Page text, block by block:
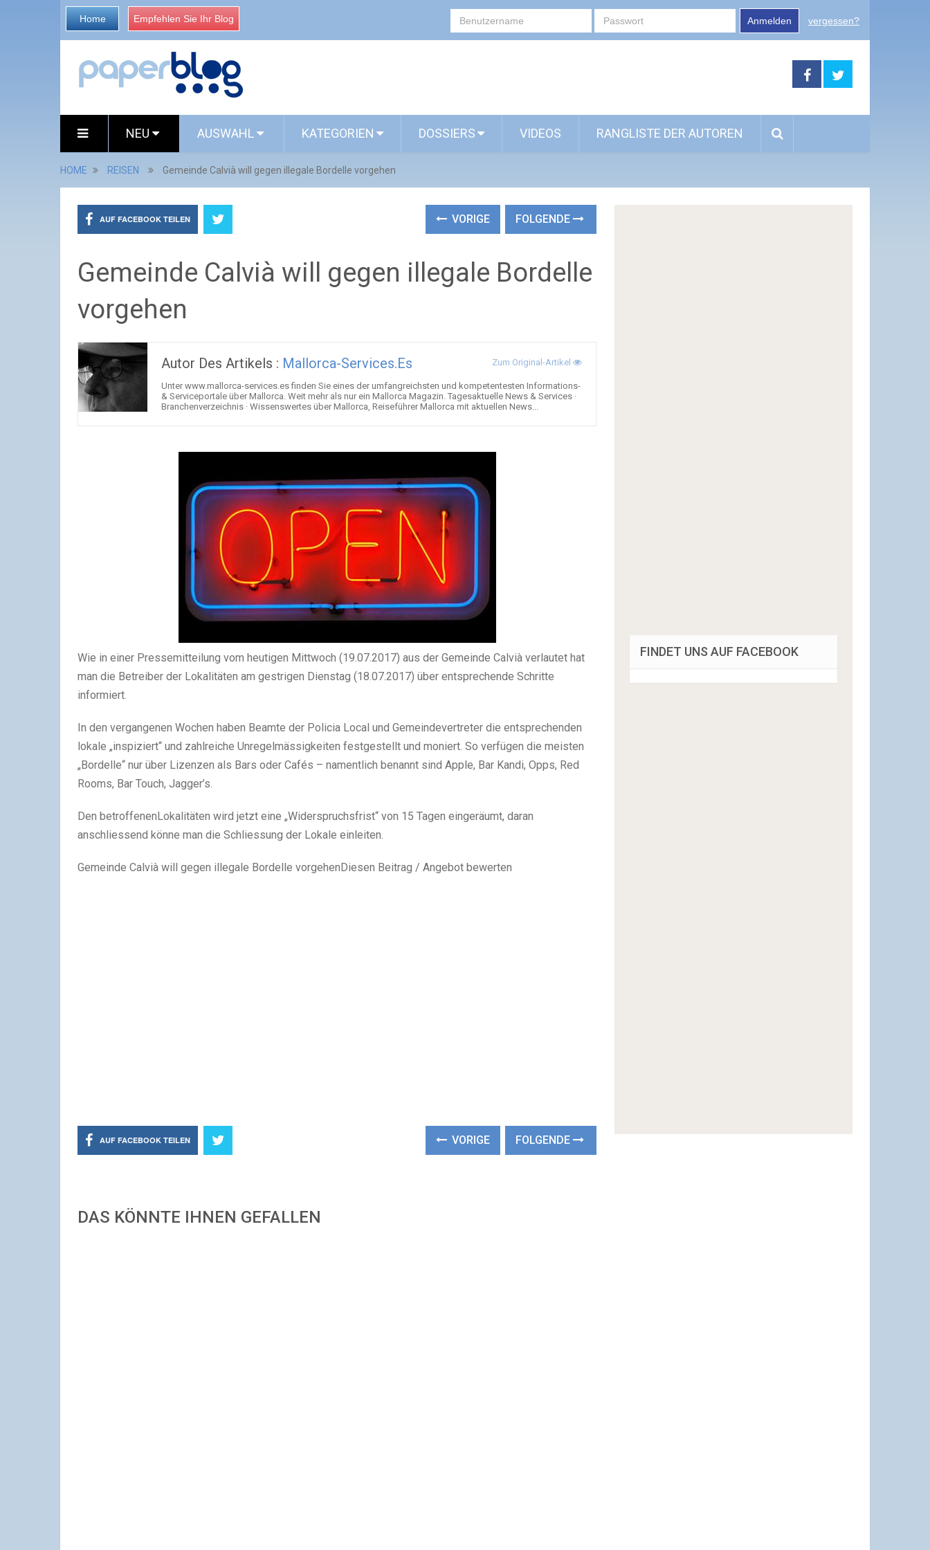
Home Empfehlen Sie Ihr Blog Anmelden vergessen?
NEU AUSWAHL KATEGORIEN DOSSIERS VIDEOS RANGLISTE DER AUTOREN
HOME REISEN Gemeinde Calvià will gegen illegale Bordelle vorgehen
AUF FACEBOOK TEILEN VORIGE FOLGENDE
Gemeinde Calvià will gegen illegale Bordelle
vorgehen
Autor Des Artikels : Mallorca-Services.es Zum Original-Artikel
Unter www.mallorca-services.es finden Sie eines der umfangreichsten und kompetentesten Informations-
& Serviceportale über Mallorca. Weit mehr als nur ein Mallorca Magazin. Tagesaktuelle News & Services ·
Branchenverzeichnis · Wissenswertes über Mallorca, Reiseführer Mallorca mit aktuellen News...
Wie in einer Pressemitteilung vom heutigen Mittwoch (19.07.2017) aus der Gemeinde Calvià verlautet hat
man die Betreiber der Lokalitäten am gestrigen Dienstag (18.07.2017) über entsprechende Schritte
informiert.
In den vergangenen Wochen haben Beamte der Policia Local und Gemeindevertreter die entsprechenden
lokale „inspiziert“ und zahlreiche Unregelmässigkeiten festgestellt und moniert. So verfügen die meisten
„Bordelle“ nur über Lizenzen als Bars oder Cafés – namentlich benannt sind Apple, Bar Kandi, Opps, Red
Rooms, Bar Touch, Jagger’s.
Den betroffenenLokalitäten wird jetzt eine „Widerspruchsfrist“ von 15 Tagen eingeräumt, daran
anschliessend könne man die Schliessung der Lokale einleiten.
Gemeinde Calvià will gegen illegale Bordelle vorgehenDiesen Beitrag / Angebot bewerten
AUF FACEBOOK TEILEN VORIGE FOLGENDE
DAS KÖNNTE IHNEN GEFALLEN
FINDET UNS AUF FACEBOOK